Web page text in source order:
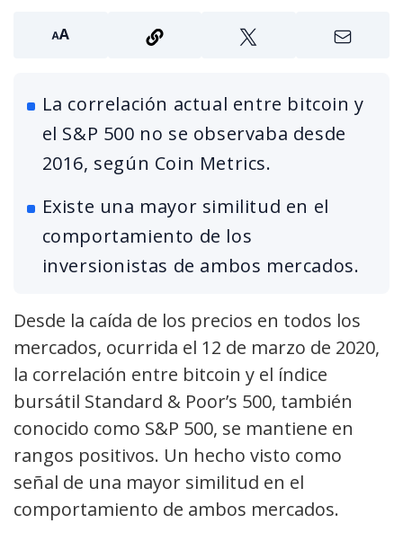
La correlación actual entre bitcoin y
el S&P 500 no se observaba desde
2016, según Coin Metrics.
Existe una mayor similitud en el
comportamiento de los
inversionistas de ambos mercados.
Desde la caída de los precios en todos los
mercados, ocurrida el 12 de marzo de 2020,
la correlación entre bitcoin y el índice
bursátil Standard & Poor’s 500, también
conocido como S&P 500, se mantiene en
rangos positivos. Un hecho visto como
señal de una mayor similitud en el
comportamiento de ambos mercados.